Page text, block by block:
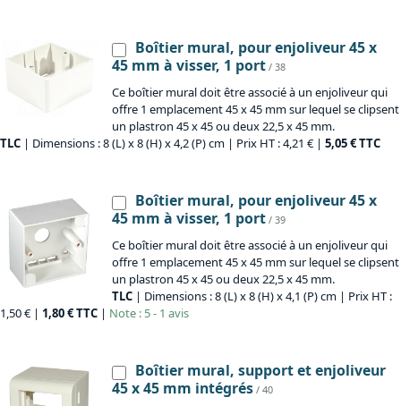
Boîtier mural, pour enjoliveur 45 x
45 mm à visser, 1 port / 38
Ce boîtier mural doit être associé à un enjoliveur qui
offre 1 emplacement 45 x 45 mm sur lequel se clipsent
un plastron 45 x 45 ou deux 22,5 x 45 mm.
TLC | Dimensions : 8 (L) x 8 (H) x 4,2 (P) cm | Prix HT : 4,21 € | 5,05 € TTC
Boîtier mural, pour enjoliveur 45 x
45 mm à visser, 1 port / 39
Ce boîtier mural doit être associé à un enjoliveur qui
offre 1 emplacement 45 x 45 mm sur lequel se clipsent
un plastron 45 x 45 ou deux 22,5 x 45 mm.
TLC | Dimensions : 8 (L) x 8 (H) x 4,1 (P) cm | Prix HT :
1,50 € | 1,80 € TTC | Note : 5 - 1 avis
Boîtier mural, support et enjoliveur
45 x 45 mm intégrés / 40